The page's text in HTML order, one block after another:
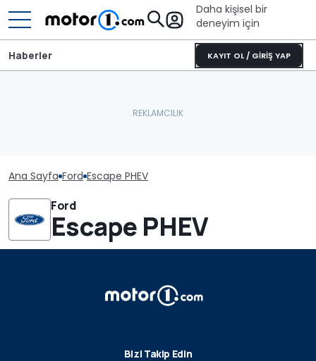
Daha kişisel bir
deneyim için
KAYIT OL / GİRİŞ YAP
Haberler
Ana Sayfa Ford Escape PHEV
Ford
Escape PHEV
Bizi Takip Edin